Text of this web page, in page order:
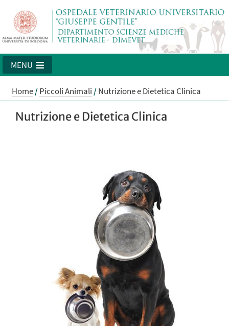
MENU
Home/Piccoli Animali /Nutrizione e Dietetica Clinica
Nutrizione e Dietetica Clinica